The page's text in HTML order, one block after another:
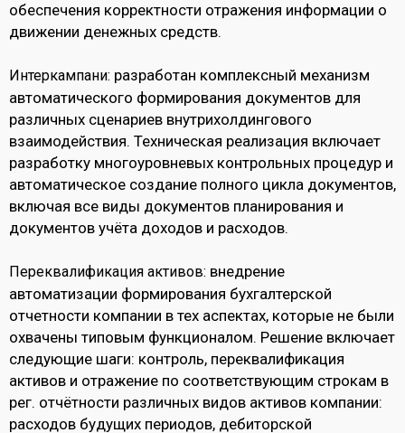
обеспечения корректности отражения информации о
движении денежных средств.
Интеркампани: разработан комплексный механизм
автоматического формирования документов для
различных сценариев внутрихолдингового
взаимодействия. Техническая реализация включает
разработку многоуровневых контрольных процедур и
автоматическое создание полного цикла документов,
включая все виды документов планирования и
документов учёта доходов и расходов.
Переквалификация активов: внедрение
автоматизации формирования бухгалтерской
отчетности компании в тех аспектах, которые не были
охвачены типовым функционалом. Решение включает
следующие шаги: контроль, переквалификация
активов и отражение по соответствующим строкам в
рег. отчётности различных видов активов компании:
расходов будущих периодов, дебиторской